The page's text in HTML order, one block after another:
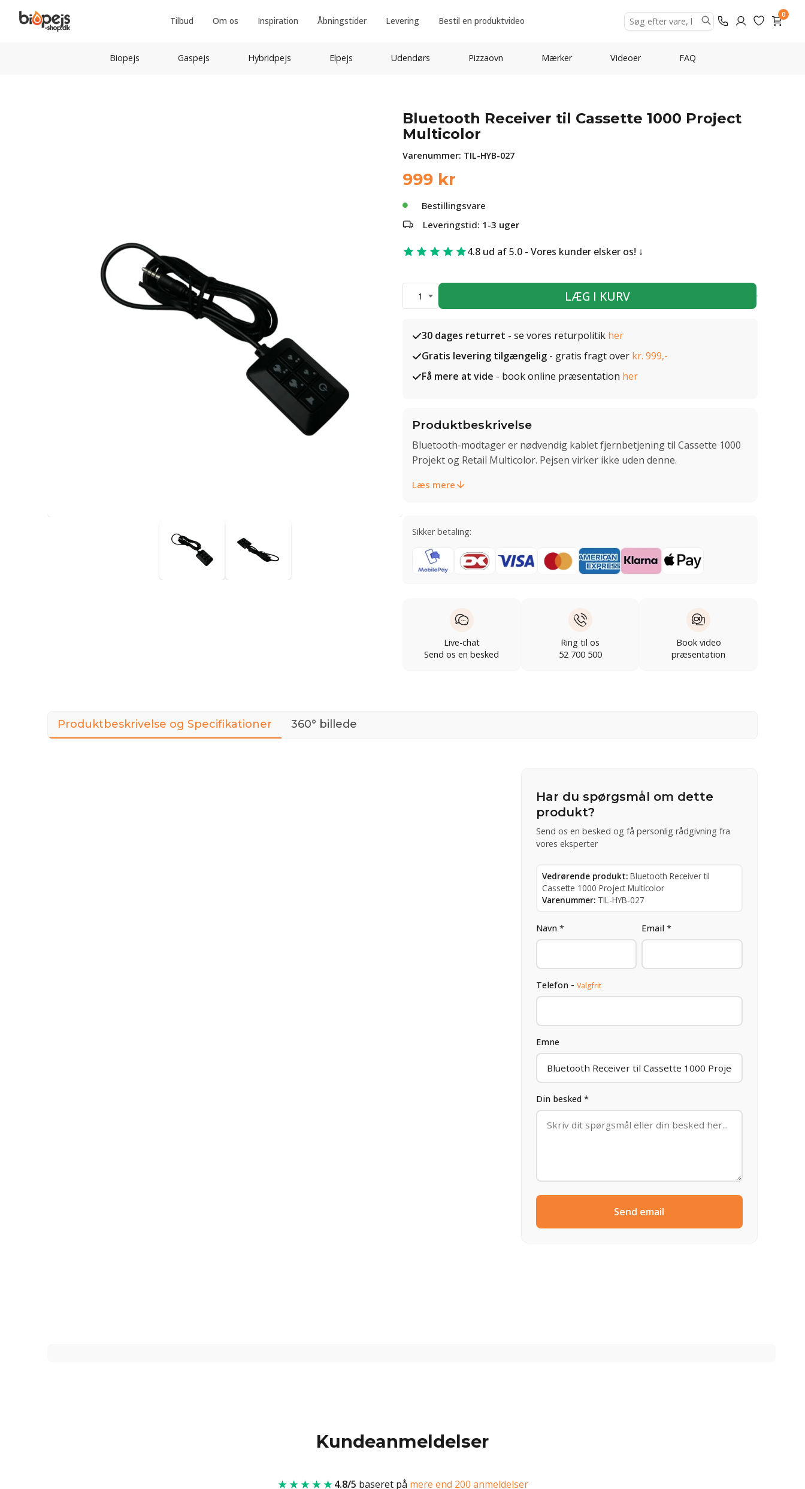
Tilbud Om os Inspiration Åbningstider Levering Bestil en produktvideo
0
Biopejs Gaspejs Hybridpejs Elpejs Udendørs Pizzaovn Mærker Videoer FAQ
Bluetooth Receiver til Cassette 1000 Project
Multicolor
Varenummer: TIL-HYB-027
999 kr
Bestillingsvare
Leveringstid: 1-3 uger
4.8 ud af 5.0 - Vores kunder elsker os!
1 LÆG I KURV
30 dages returret - se vores returpolitik her
Gratis levering tilgængelig - gratis fragt over kr. 999,-
Få mere at vide - book online præsentation her
Produktbeskrivelse
Bluetooth-modtager er nødvendig kablet fjernbetjening til Cassette 1000
Projekt og Retail Multicolor. Pejsen virker ikke uden denne.
Læs mere
Sikker betaling:
Live-chat
Send os en besked
Ring til os
52 700 500
Book video
præsentation
Produktbeskrivelse og Specifikationer 360° billede
Har du spørgsmål om dette
produkt?
Send os en besked og få personlig rådgivning fra
vores eksperter
Vedrørende produkt: Bluetooth Receiver til
Cassette 1000 Project Multicolor
Varenummer: TIL-HYB-027
Navn * Email *
Telefon - Valgfrit
Emne
Din besked *
Send email
Kundeanmeldelser
★★★★★4.8/5 baseret på mere end 200 anmeldelser